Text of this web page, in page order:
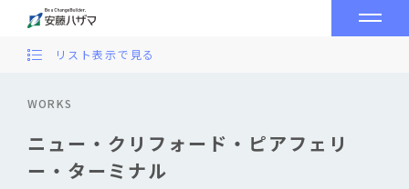
WORKS
ニュー・クリフォード・ピアフェリ
ー・ターミナル
リスト表示で見る